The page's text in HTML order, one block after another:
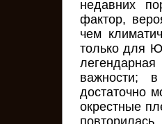
недавних
фактор,
чем
только для
важности;
достаточно
окрестные